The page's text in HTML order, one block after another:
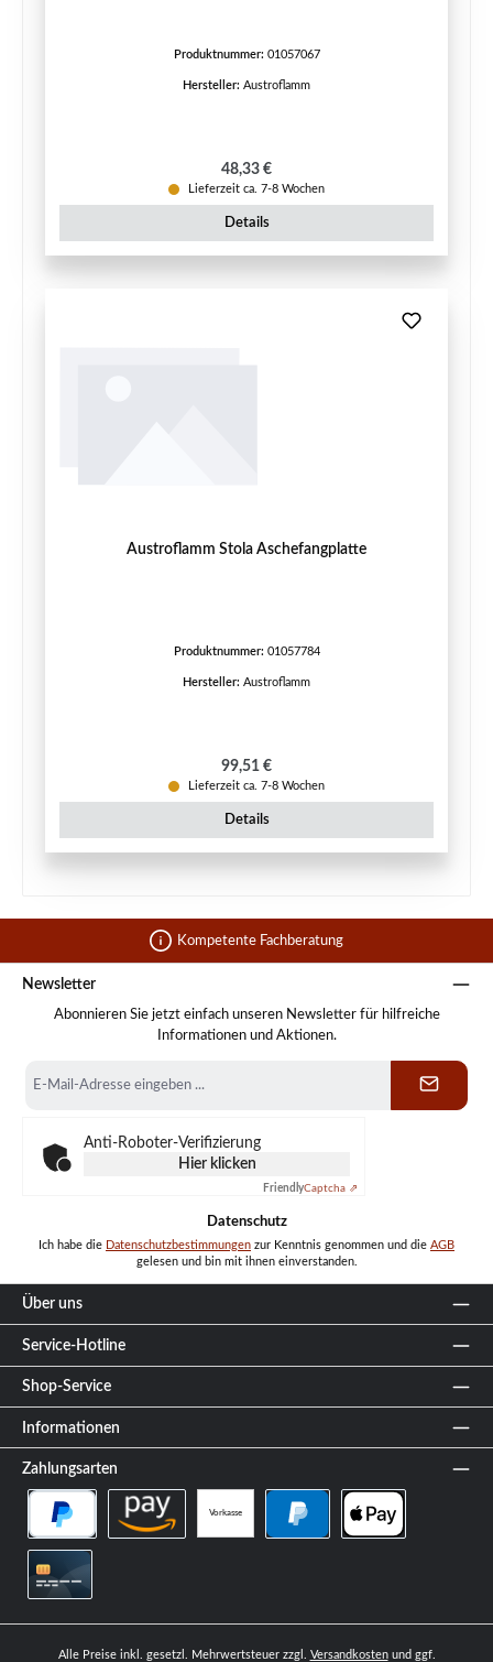
Produktnummer: 01057067
Hersteller: Austroflamm
Regulärer Preis:
48,33 €
Lieferzeit ca. 7-8 Wochen
Details
Austroflamm Stola Aschefangplatte
Produktnummer: 01057784
Hersteller: Austroflamm
Regulärer Preis:
99,51 €
Lieferzeit ca. 7-8 Wochen
Details
Kompetente Fachberatung
Newsletter
Abonnieren Sie jetzt einfach unseren Newsletter für hilfreiche
Informationen und Aktionen.
Mail-
Anti-Roboter-Verifizierung
Hier klicken
FriendlyCaptcha ⇗
Datenschutz
Ich habe die Datenschutzbestimmungen zur Kenntnis genommen und die AGB
gelesen und bin mit ihnen einverstanden.
Über uns
Service-Hotline
Shop-Service
Informationen
Zahlungsarten
Vorkasse
PayPal Später Bezahlen
Alle Preise inkl. gesetzl. Mehrwertsteuer zzgl. Versandkostenund ggf.